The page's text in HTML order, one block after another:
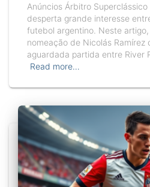
Anúncios Árbitro
desperta grande interesse
futebol argentino. Neste artigo,
nomeação de Nicolás Ramírez
aguardada partida entre River
Read more…